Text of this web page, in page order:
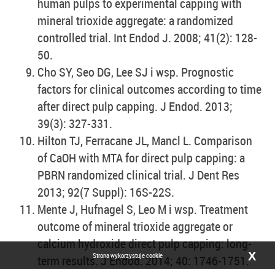
mineral trioxide aggregate: a randomized
controlled trial. Int Endod J. 2008; 41(2): 128-
50.
Cho SY, Seo DG, Lee SJ i wsp. Prognostic
factors for clinical outcomes according to time
after direct pulp capping. J Endod. 2013;
39(3): 327-331.
Hilton TJ, Ferracane JL, Mancl L. Comparison
of CaOH with MTA for direct pulp capping: a
PBRN randomized clinical trial. J Dent Res
2013; 92(7 Suppl): 16S-22S.
Mente J, Hufnagel S, Leo M i wsp. Treatment
outcome of mineral trioxide aggregate or
calcium hydroxide direct pulp capping: long-
term results. J Endod. 2014; 40: 1746-1751.
Strona wykorzystuje cookie X